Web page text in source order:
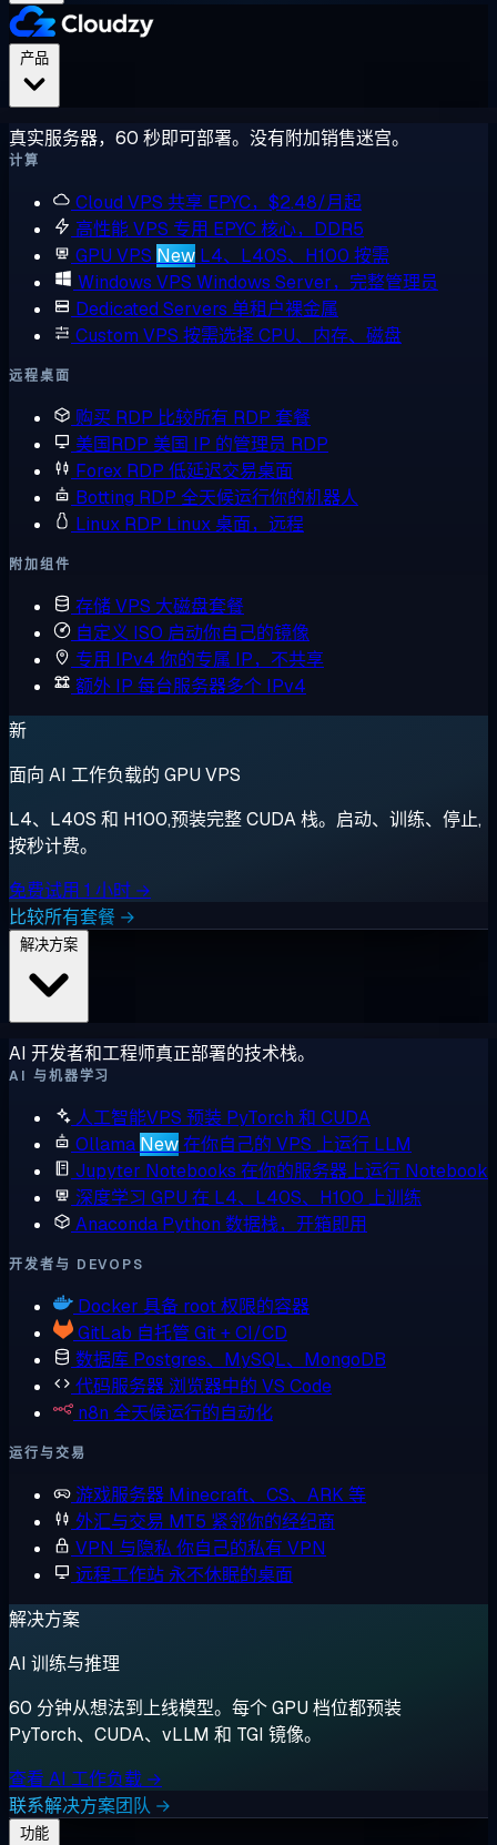
真实服务器，60 秒即可部署。没有附加销售迷宫。
计算
Cloud VPS 共享 EPYC，$2.48/月起
高性能 VPS 专用 EPYC 核心，DDR5
GPU VPS New L4、L40S、H100 按需
Windows VPS Windows Server，完整管理员
Dedicated Servers 单租户裸金属
Custom VPS 按需选择 CPU、内存、磁盘
远程桌面
购买 RDP 比较所有 RDP 套餐
美国RDP 美国 IP 的管理员 RDP
Forex RDP 低延迟交易桌面
Botting RDP 全天候运行你的机器人
Linux RDP Linux 桌面，远程
附加组件
存储 VPS 大磁盘套餐
自定义 ISO 启动你自己的镜像
专用 IPv4 你的专属 IP，不共享
额外 IP 每台服务器多个 IPv4
新
面向 AI 工作负载的 GPU VPS
L4、L40S 和 H100,预装完整 CUDA 栈。启动、训练、停止,
按秒计费。
免费试用 1 小时 →
比较所有套餐 →
AI 开发者和工程师真正部署的技术栈。
AI 与机器学习
人工智能VPS 预装 PyTorch 和 CUDA
Ollama New在你自己的 VPS 上运行 LLM
Jupyter Notebooks 在你的服务器上运行 Notebook
深度学习 GPU 在 L4、L40S、H100 上训练
Anaconda Python 数据栈，开箱即用
开发者与 DEVOPS
Docker 具备 root 权限的容器
GitLab 自托管 Git + CI/CD
数据库 Postgres、MySQL、MongoDB
代码服务器 浏览器中的 VS Code
n8n 全天候运行的自动化
运行与交易
游戏服务器 Minecraft、CS、ARK 等
外汇与交易 MT5 紧邻你的经纪商
VPN 与隐私 你自己的私有 VPN
远程工作站 永不休眠的桌面
解决方案
AI 训练与推理
60 分钟从想法到上线模型。每个 GPU 档位都预装
PyTorch、CUDA、vLLM 和 TGI 镜像。
查看 AI 工作负载 →
联系解决方案团队 →